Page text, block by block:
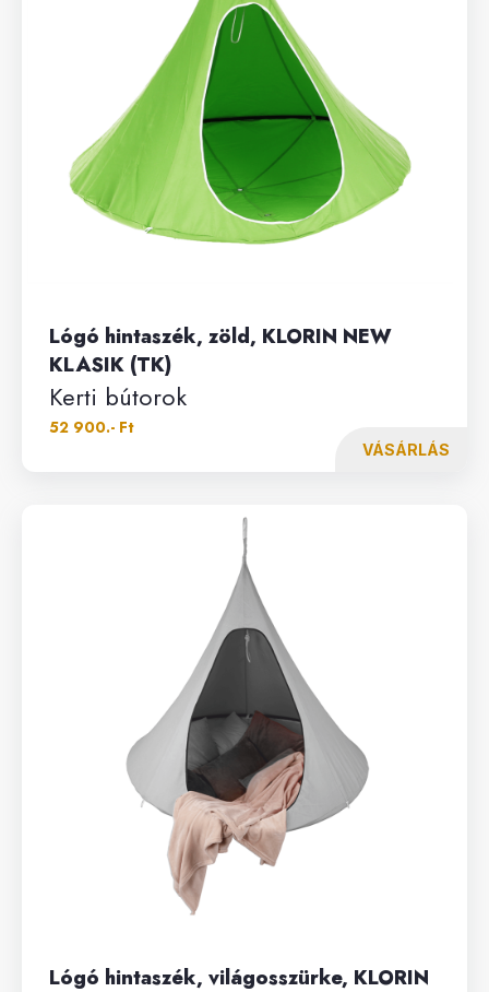
Lógó hintaszék, zöld, KLORIN NEW
KLASIK (TK)
Kerti bútorok
52 900.- Ft
VÁSÁRLÁS
Lógó hintaszék, világosszürke, KLORIN